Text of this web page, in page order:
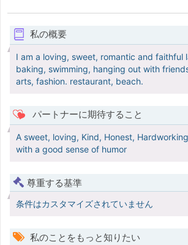
私の概要
I am a loving, sweet, romantic and faithful
baking, swimming, hanging out with
arts, fashion. restaurant, beach.
パートナーに期待すること
A sweet, loving, Kind, Honest,
with a good sense of humor
尊重する基準
条件はカスタマイズされていません
私のことをもっと知りたい